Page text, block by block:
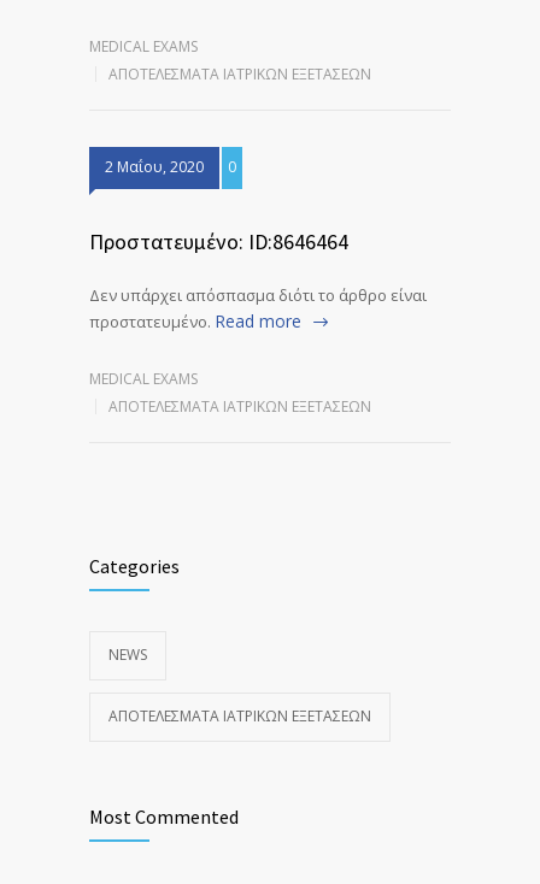
MEDICAL EXAMS
ΑΠΟΤΕΛΈΣΜΑΤΑ ΙΑΤΡΙΚΏΝ ΕΞΕΤΆΣΕΩΝ
2 Μαΐου, 2020 0
Πρoστατευμένο: ID:8646464
Δεν υπάρχει απόσπασμα διότι το άρθρο είναι
προστατευμένο. Read more
MEDICAL EXAMS
ΑΠΟΤΕΛΈΣΜΑΤΑ ΙΑΤΡΙΚΏΝ ΕΞΕΤΆΣΕΩΝ
Categories
NEWS
ΑΠΟΤΕΛΈΣΜΑΤΑ ΙΑΤΡΙΚΏΝ ΕΞΕΤΆΣΕΩΝ
Most Commented